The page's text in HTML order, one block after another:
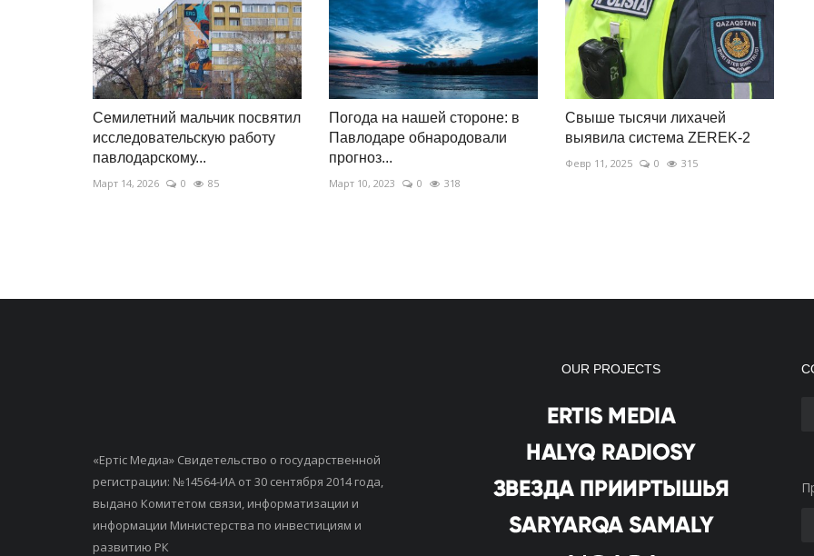
Семилетний мальчик посвятил
исследовательскую работу
павлодарскому...
Март 14, 2026 0 85
Погода на нашей стороне: в
Павлодаре обнародовали
прогноз...
Март 10, 2023 0 318
Свыше тысячи лихачей
выявила система ZEREK-2
Февр 11, 2025 0 315
«Ертiс Медиа» Свидетельство о государственной
регистрации: №14564-ИА от 30 сентября 2014 года,
выдано Комитетом связи, информатизации и
информации Министерства по инвестициям и
развитию РК
OUR PROJECTS